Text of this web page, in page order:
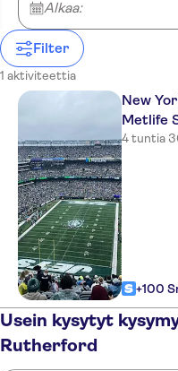
Alkaa:
Filter
1 aktiviteettia
New
Metlife
4 tuntia
+100
Usein kysytyt
Rutherford